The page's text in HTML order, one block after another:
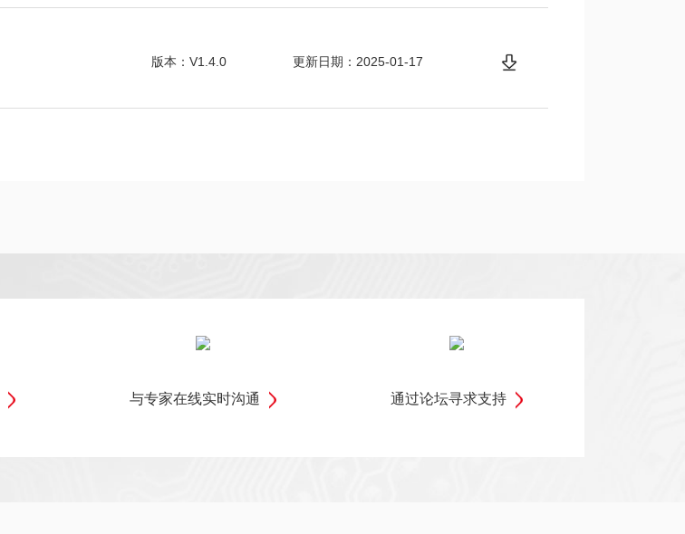
版本：V1.4.0 更新日期：2025-01-17
与专家在线实时沟通 通过论坛寻求支持